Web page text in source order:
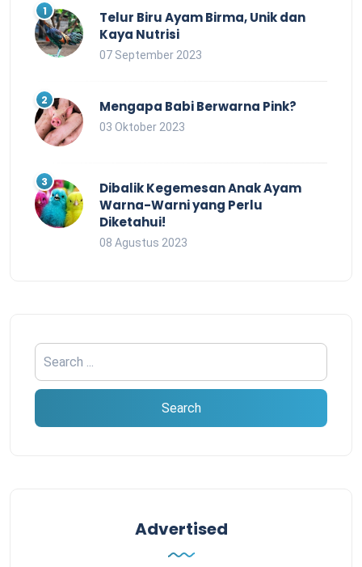
Telur Biru Ayam Birma, Unik dan
Kaya Nutrisi
07 September 2023
Mengapa Babi Berwarna Pink?
03 Oktober 2023
Dibalik Kegemesan Anak Ayam
Warna-Warni yang Perlu
Diketahui!
08 Agustus 2023
Advertised